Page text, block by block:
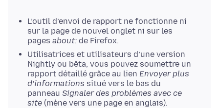
L’outil d’envoi de rapport ne fonctionne ni
sur la page de nouvel onglet ni sur les
pages about: de Firefox.
Utilisatrices et utilisateurs d’une version
Nightly ou bêta, vous pouvez soumettre un
rapport détaillé grâce au lien Envoyer plus
d’informations situé vers le bas du
panneau Signaler des problèmes avec ce
site (mène vers une page en anglais).